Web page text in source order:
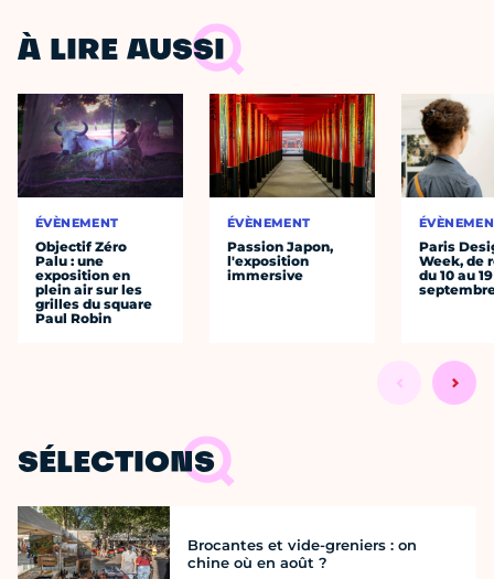
À LIRE AUSSI
ÉVÈNEMENT
Objectif Zéro
Palu : une
exposition en
plein air sur les
grilles du square
Paul Robin
ÉVÈNEMENT
Passion Japon,
l'exposition
immersive
Paris
Week, de
du 10 au 19
SÉLECTIONS
Brocantes et vide-greniers : on
chine où en août ?